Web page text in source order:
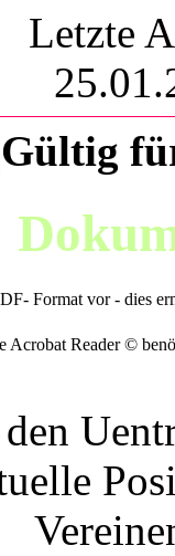
Letzte
Format vor - dies
Reader ©